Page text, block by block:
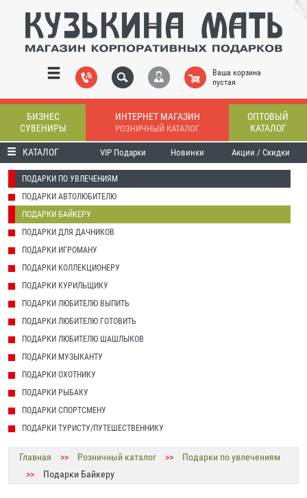
Ваша корзина
пустая
БИЗНЕС
СУВЕНИРЫ
ИНТЕРНЕТ МАГАЗИН
РОЗНИЧНЫЙ КАТАЛОГ
ОПТОВЫЙ
КАТАЛОГ
КАТАЛОГ VIP Подарки Новинки Акции / Скидки
ПОДАРКИ ПО УВЛЕЧЕНИЯМ
ПОДАРКИ АВТОЛЮБИТЕЛЮ
ПОДАРКИ БАЙКЕРУ
ПОДАРКИ ДЛЯ ДАЧНИКОВ
ПОДАРКИ ИГРОМАНУ
ПОДАРКИ КОЛЛЕКЦИОНЕРУ
ПОДАРКИ КУРИЛЬЩИКУ
ПОДАРКИ ЛЮБИТЕЛЮ ВЫПИТЬ
ПОДАРКИ ЛЮБИТЕЛЮ ГОТОВИТЬ
ПОДАРКИ ЛЮБИТЕЛЮ ШАШЛЫКОВ
ПОДАРКИ МУЗЫКАНТУ
ПОДАРКИ ОХОТНИКУ
ПОДАРКИ РЫБАКУ
ПОДАРКИ СПОРТСМЕНУ
ПОДАРКИ ТУРИСТУ/ПУТЕШЕСТВЕННИКУ
Главная >> Розничный каталог >>
Подарки по увлечениям
>>
Подарки Байкеру